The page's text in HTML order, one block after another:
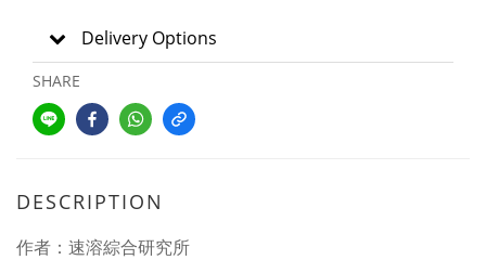
Delivery Options
SHARE
DESCRIPTION
作者：速溶綜合研究所